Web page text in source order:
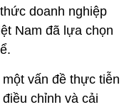
doanh nghiệp
Nam đã lựa chọn
vấn đề thực tiễn
chỉnh và cải